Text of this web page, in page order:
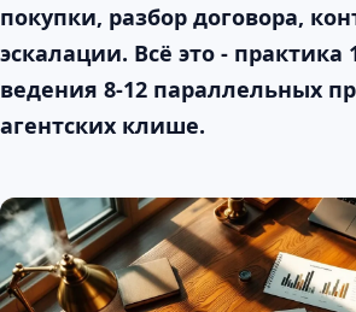
покупки, разбор договора,
эскалации. Всё это - практика
ведения 8-12 параллельных
агентских клише.